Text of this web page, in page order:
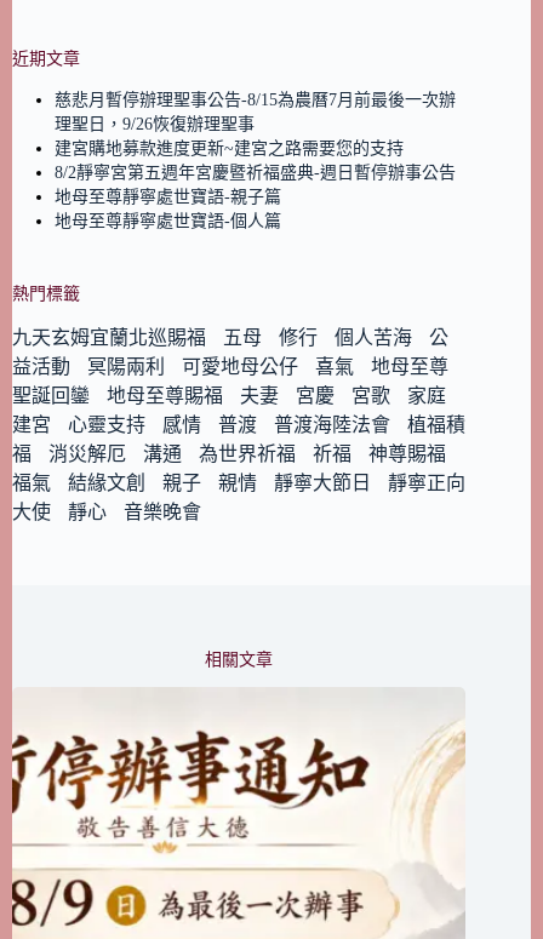
近期文章
慈悲月暫停辦理聖事公告-8/15為農曆7月前最後一次辦
理聖日，9/26恢復辦理聖事
建宮購地募款進度更新~建宮之路需要您的支持
8/2靜寧宮第五週年宮慶暨祈福盛典-週日暫停辦事公告
地母至尊靜寧處世寶語-親子篇
地母至尊靜寧處世寶語-個人篇
熱門標籤
九天玄姆宜蘭北巡賜福 五母 修行 個人苦海
公
益活動
冥陽兩利 可愛地母公仔 喜氣
地母至尊
聖誕回鑾
地母至尊賜福 夫妻 宮慶 宮歌
家庭
建宮
心靈支持 感情 普渡 普渡海陸法會
植福積
福
消災解厄 溝通 為世界祈福 祈福
神尊賜福
福氣
結緣文創 親子 親情 靜寧大節日
靜寧正向
大使
靜心 音樂晚會
相關文章